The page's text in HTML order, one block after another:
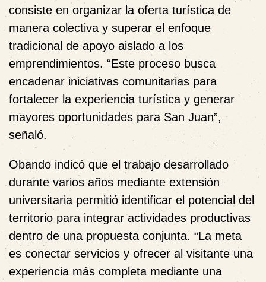
consiste en organizar la oferta turística de
manera colectiva y superar el enfoque
tradicional de apoyo aislado a los
emprendimientos. “Este proceso busca
encadenar iniciativas comunitarias para
fortalecer la experiencia turística y generar
mayores oportunidades para San Juan”,
señaló.
Obando indicó que el trabajo desarrollado
durante varios años mediante extensión
universitaria permitió identificar el potencial del
territorio para integrar actividades productivas
dentro de una propuesta conjunta. “La meta
es conectar servicios y ofrecer al visitante una
experiencia más completa mediante una